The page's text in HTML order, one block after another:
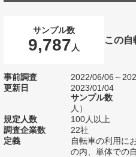
サンプル数
9,787 人
この自
事前調査
2022/06/06～
更新日
2023/01/04
サンプル数
人）
規定人数
100人以上
調査企業数
22社
定義
自転車の利用に
の内、単体での